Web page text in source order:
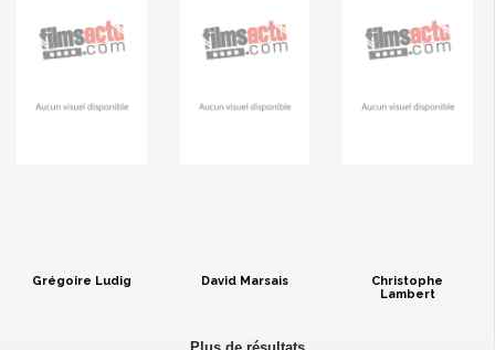
Grégoire Ludig David Marsais
Christophe
Lambert